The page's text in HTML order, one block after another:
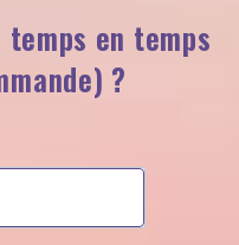
en temps
?